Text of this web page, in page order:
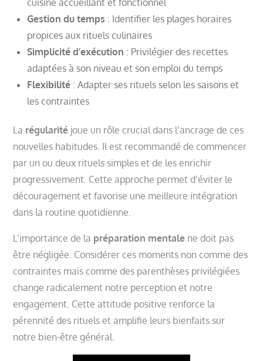
cuisine accueillant et fonctionnel
Gestion du temps : Identifier les plages horaires
propices aux rituels culinaires
Simplicité d’exécution : Privilégier des recettes
adaptées à son niveau et son emploi du temps
Flexibilité : Adapter ses rituels selon les saisons et
les contraintes
La régularité joue un rôle crucial dans l’ancrage de ces
nouvelles habitudes. Il est recommandé de commencer
par un ou deux rituels simples et de les enrichir
progressivement. Cette approche permet d’éviter le
découragement et favorise une meilleure intégration
dans la routine quotidienne.
L’importance de la préparation mentale ne doit pas
être négligée. Considérer ces moments non comme des
contraintes mais comme des parenthèses privilégiées
change radicalement notre perception et notre
engagement. Cette attitude positive renforce la
pérennité des rituels et amplifie leurs bienfaits sur
notre bien-être général.